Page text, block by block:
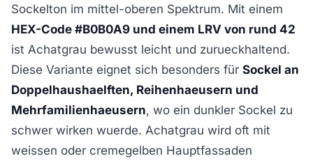
Sockelton im mittel-oberen Spektrum. Mit einem
HEX-Code #B0B0A9 und einem LRV von rund 42
ist Achatgrau bewusst leicht und zurueckhaltend.
Diese Variante eignet sich besonders für Sockel an
Doppelhaushaelften, Reihenhaeusern und
Mehrfamilienhaeusern, wo ein dunkler Sockel zu
schwer wirken wuerde. Achatgrau wird oft mit
weissen oder cremegelben Hauptfassaden